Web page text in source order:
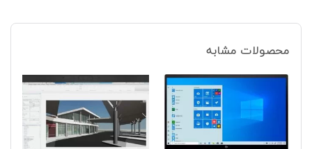
محصولات مشابه